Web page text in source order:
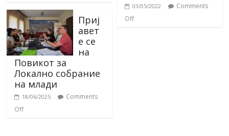
Приј
авет
е се
на
Повикот за
Локално собрание
на млади
18/06/2025
Comments
Off
03/05/2022
Comments
Off